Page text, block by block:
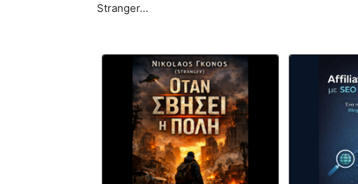
Stranger…